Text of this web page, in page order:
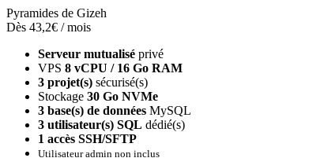
Pyramides de Gizeh
Dès 43,2€ / mois
Serveur mutualisé privé
VPS 8 vCPU / 16 Go RAM
3 projet(s) sécurisé(s)
Stockage 30 Go NVMe
3 base(s) de données MySQL
3 utilisateur(s) SQL dédié(s)
1 accès SSH/SFTP
Utilisateur admin non inclus